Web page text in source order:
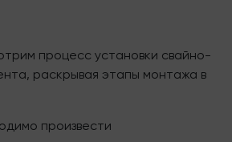
процесс установки свайно-
раскрывая этапы монтажа в
произвести